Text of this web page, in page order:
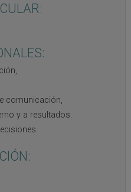
comunicación,
y a resultados.